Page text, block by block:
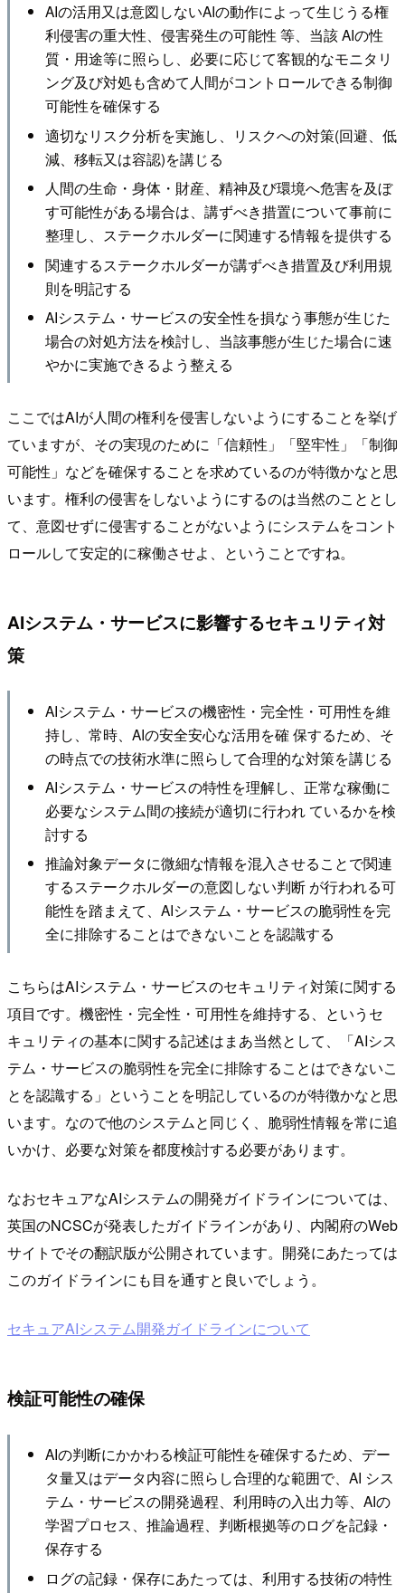
AIの活用又は意図しないAIの動作によって生じうる権
利侵害の重大性、侵害発生の可能性 等、当該 AIの性
質・用途等に照らし、必要に応じて客観的なモニタリ
ング及び対処も含めて人間がコントロールできる制御
可能性を確保する
適切なリスク分析を実施し、リスクへの対策(回避、低
減、移転又は容認)を講じる
人間の生命・身体・財産、精神及び環境へ危害を及ぼ
す可能性がある場合は、講ずべき措置について事前に
整理し、ステークホルダーに関連する情報を提供する
関連するステークホルダーが講ずべき措置及び利用規
則を明記する
AIシステム・サービスの安全性を損なう事態が生じた
場合の対処方法を検討し、当該事態が生じた場合に速
やかに実施できるよう整える
ここではAIが人間の権利を侵害しないようにすることを挙げ
ていますが、その実現のために「信頼性」「堅牢性」「制御
可能性」などを確保することを求めているのが特徴かなと思
います。権利の侵害をしないようにするのは当然のこととし
て、意図せずに侵害することがないようにシステムをコント
ロールして安定的に稼働させよ、ということですね。
AIシステム・サービスに影響するセキュリティ対
策
AIシステム・サービスの機密性・完全性・可用性を維
持し、常時、AIの安全安心な活用を確 保するため、そ
の時点での技術水準に照らして合理的な対策を講じる
AIシステム・サービスの特性を理解し、正常な稼働に
必要なシステム間の接続が適切に行われ ているかを検
討する
推論対象データに微細な情報を混入させることで関連
するステークホルダーの意図しない判断 が行われる可
能性を踏まえて、AIシステム・サービスの脆弱性を完
全に排除することはできないことを認識する
こちらはAIシステム・サービスのセキュリティ対策に関する
項目です。機密性・完全性・可用性を維持する、というセ
キュリティの基本に関する記述はまあ当然として、「AIシス
テム・サービスの脆弱性を完全に排除することはできないこ
とを認識する」ということを明記しているのが特徴かなと思
います。なので他のシステムと同じく、脆弱性情報を常に追
いかけ、必要な対策を都度検討する必要があります。
なおセキュアなAIシステムの開発ガイドラインについては、
英国のNCSCが発表したガイドラインがあり、内閣府のWeb
サイトでその翻訳版が公開されています。開発にあたっては
このガイドラインにも目を通すと良いでしょう。
セキュアAIシステム開発ガイドラインについて
検証可能性の確保
AIの判断にかかわる検証可能性を確保するため、デー
タ量又はデータ内容に照らし合理的な範囲で、AI シス
テム・サービスの開発過程、利用時の入出力等、AIの
学習プロセス、推論過程、判断根拠等のログを記録・
保存する
ログの記録・保存にあたっては、利用する技術の特性